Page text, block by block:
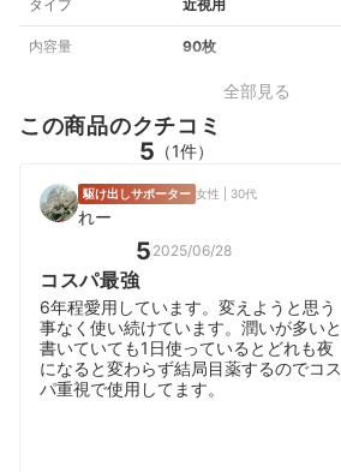
タイプ 近視用
内容量 90枚
全部見る
この商品のクチコミ
5 （1件）
駆け出しサポーター 女性 | 30代
れー
5 2025/06/28
コスパ最強
6年程愛用しています。変えようと思う
事なく使い続けています。潤いが多いと
書いていても1日使っているとどれも夜
になると変わらず結局目薬するのでコス
パ重視で使用してます。